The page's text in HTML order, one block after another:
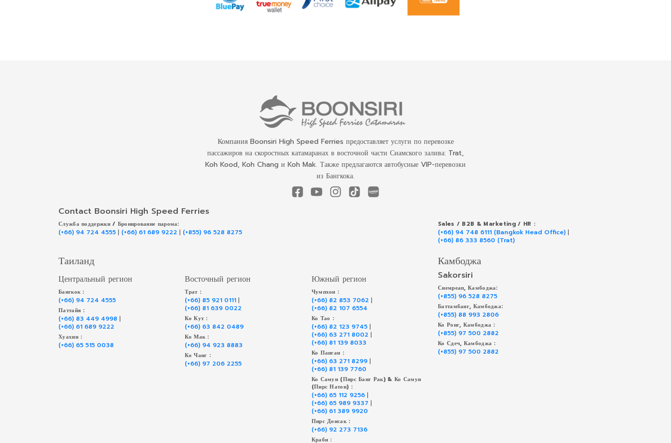
Компания Boonsiri High Speed Ferries предоставляет услуги по перевозке
пассажиров на скоростных катамаранах в восточной части Сиамского залива: Trat,
Koh Kood, Koh Chang и Koh Mak. Также предлагаются автобусные VIP-перевозки
из Бангкока.
Contact Boonsiri High Speed Ferries
Служба поддержки / Бронирование парома:
(+66) 94 724 4555 | (+66) 61 689 9222 | (+855) 96 528 8275
Sales / B2B & Marketing / HR :
(+66) 94 748 6111 (Bangkok Head Office) |
(+66) 86 333 8560 (Trat)
Таиланд
Центральный регион
Бангкок :
(+66) 94 724 4555
Паттайя :
(+66) 83 449 4998 |
(+66) 61 689 9222
Хуахин :
(+66) 65 515 0038
Восточный регион
Трат :
(+66) 85 921 0111 |
(+66) 81 639 0022
Ко Кут :
(+66) 63 842 0489
Ко Мак :
(+66) 94 923 8883
Ко Чанг :
(+66) 97 206 2255
Южный регион
Чумпхон :
(+66) 82 853 7062 |
(+66) 82 107 6554
Ко Тао :
(+66) 82 123 9745|
(+66) 63 271 8002 |
(+66) 81 139 8033
Ко Панган :
(+66) 63 271 8299|
(+66) 81 139 7760
Ко Самуи (Пирс Банг Рак) & Ко Самуи
(Пирс Натон) :
(+66) 65 112 9256|
(+66) 65 989 9337 |
(+66) 61 389 9920
Пирс Донсак :
(+66) 92 273 7136
Краби :
Камбоджа
Sakorsiri
Сиемреап, Камбоджа:
(+855) 96 528 8275
Баттамбанг, Камбоджа:
(+855) 88 993 2806
Ко Ронг, Камбоджа :
(+855) 97 500 2882
Ко Сдеч, Камбоджа :
(+855) 97 500 2882